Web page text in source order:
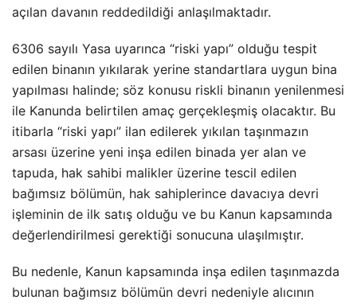
açılan davanın reddedildiği anlaşılmaktadır.
6306 sayılı Yasa uyarınca “riski yapı” olduğu tespit
edilen binanın yıkılarak yerine standartlara uygun bina
yapılması halinde; söz konusu riskli binanın yenilenmesi
ile Kanunda belirtilen amaç gerçekleşmiş olacaktır. Bu
itibarla “riski yapı” ilan edilerek yıkılan taşınmazın
arsası üzerine yeni inşa edilen binada yer alan ve
tapuda, hak sahibi malikler üzerine tescil edilen
bağımsız bölümün, hak sahiplerince davacıya devri
işleminin de ilk satış olduğu ve bu Kanun kapsamında
değerlendirilmesi gerektiği sonucuna ulaşılmıştır.
Bu nedenle, Kanun kapsamında inşa edilen taşınmazda
bulunan bağımsız bölümün devri nedeniyle alıcının